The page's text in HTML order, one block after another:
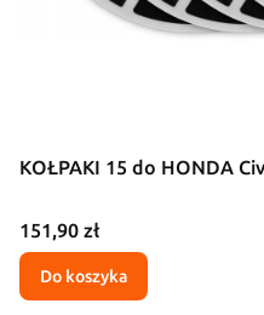
KOŁPAKI 15 do HONDA
Cena
151,90 zł
Do koszyka